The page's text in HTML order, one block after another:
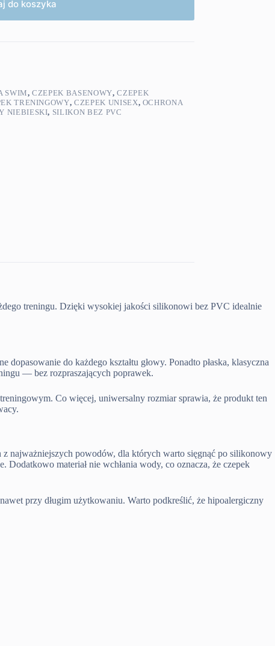
do koszyka
SWIM,CZEPEK BASENOWY,CZEPEK
TRENINGOWY,CZEPEK UNISEX, OCHRONA
NIEBIESKI, SILIKON BEZ PVC
treningu. Dzięki wysokiej jakości silikonowi bez PVC idealnie
do każdego kształtu głowy. Ponadto płaska, klasyczna
— bez rozpraszających poprawek.
Co więcej, uniwersalny rozmiar sprawia, że produkt ten
najważniejszych powodów, dla których warto sięgnąć po silikonowy
Dodatkowo materiał nie wchłania wody, co oznacza, że czepek
przy długim użytkowaniu. Warto podkreślić, że hipoalergiczny